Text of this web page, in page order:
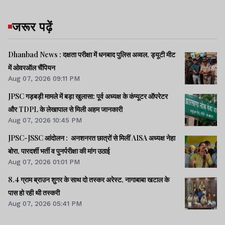
जरूर पढ़ें
Dhanbad News : दक्षता परीक्षा में धनबाद पुलिस अव्वल, ड्यूटी मीट
में ओवरऑल चैंपियन
Aug 07, 2026 09:11 PM
JPSC गड़बड़ी मामले में बड़ा खुलासा: पूर्व अध्यक्ष के कंप्यूटर ऑपरेटर
और TDPL के लेखापाल से मिली अहम जानकारी
Aug 07, 2026 10:45 PM
JPSC-JSSC आंदोलन : अनशनरत छात्रों से मिलीं AISA अध्यक्ष नेहा
बोरा, पारदर्शी भर्ती व पुनर्परीक्षा की मांग उठाई
Aug 07, 2026 01:01 PM
8.4 ग्राम ब्राउन शुगर के साथ दो तस्कर अरेस्ट, नागाबाबा खटाल के
पास हो रही थी तस्करी
Aug 07, 2026 05:41 PM